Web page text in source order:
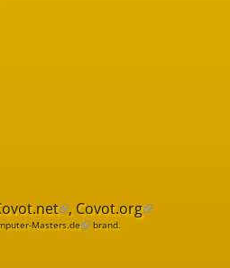
, Covot.org
Masters.de brand.